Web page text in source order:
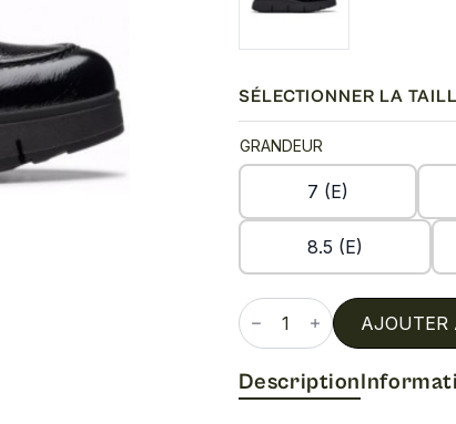
SÉLECTIONNER LA
GRANDEUR
7 (E)
8.5 (E)
quantité
de
Loriini
w
AJOUTER
Description